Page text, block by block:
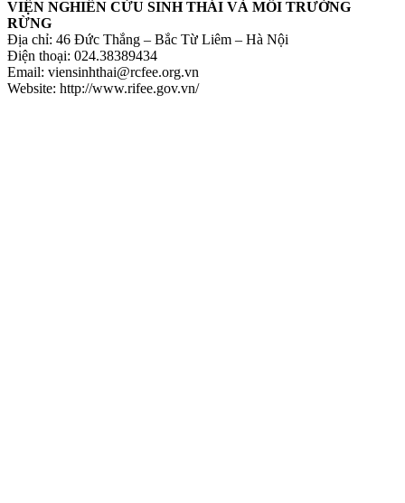
VIỆN NGHIÊN CỨU SINH THÁI VÀ MÔI TRƯỜNG
RỪNG
Địa chỉ: 46 Đức Thắng – Bắc Từ Liêm – Hà Nội
Điện thoại: 024.38389434
Email: viensinhthai@rcfee.org.vn
Website: http://www.rifee.gov.vn/